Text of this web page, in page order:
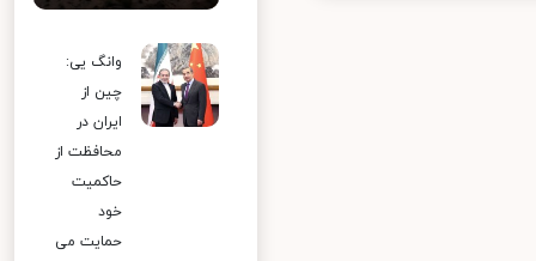
وانگ یی:
چین از
ایران در
محافظت از
حاکمیت
خود
حمایت می